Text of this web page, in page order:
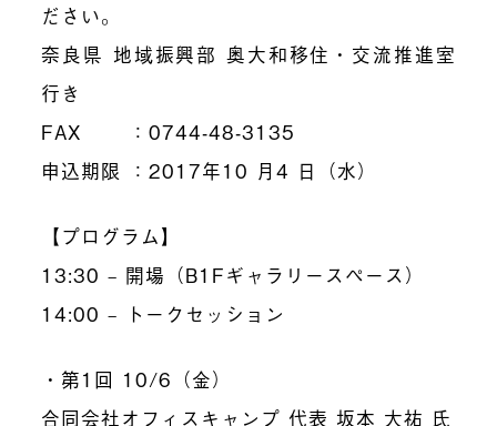
ださい。
奈良県 地域振興部 奥大和移住・交流推進室
行き
FAX ：0744-48-3135
申込期限 ：2017年10 月4 日（水）
【プログラム】
13:30 – 開場（B1Fギャラリースペース）
14:00 – トークセッション
・第1回 10/6（金）
合同会社オフィスキャンプ 代表 坂本 大祐 氏